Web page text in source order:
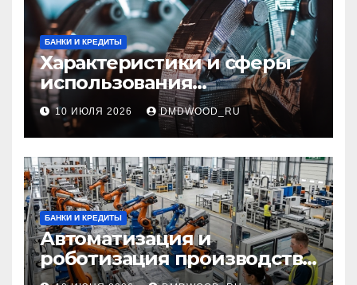
БАНКИ И КРЕДИТЫ
Характеристики и сферы
использования
межфланцевых
огнезащитных
самоклеящихся лент
10 ИЮЛЯ 2026 DMDWOOD_RU
БАНКИ И КРЕДИТЫ
Автоматизация и
роботизация производства:
технологии, внедрение и